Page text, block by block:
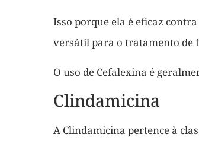
Isso porque ela é eficaz
versátil para o tratamento de
O uso de Cefalexina é
Clindamicina
A Clindamicina pertence à